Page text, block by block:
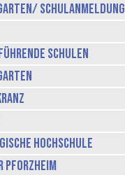
Schulanmeldung
Schulen
Hochschule
Pforzheim